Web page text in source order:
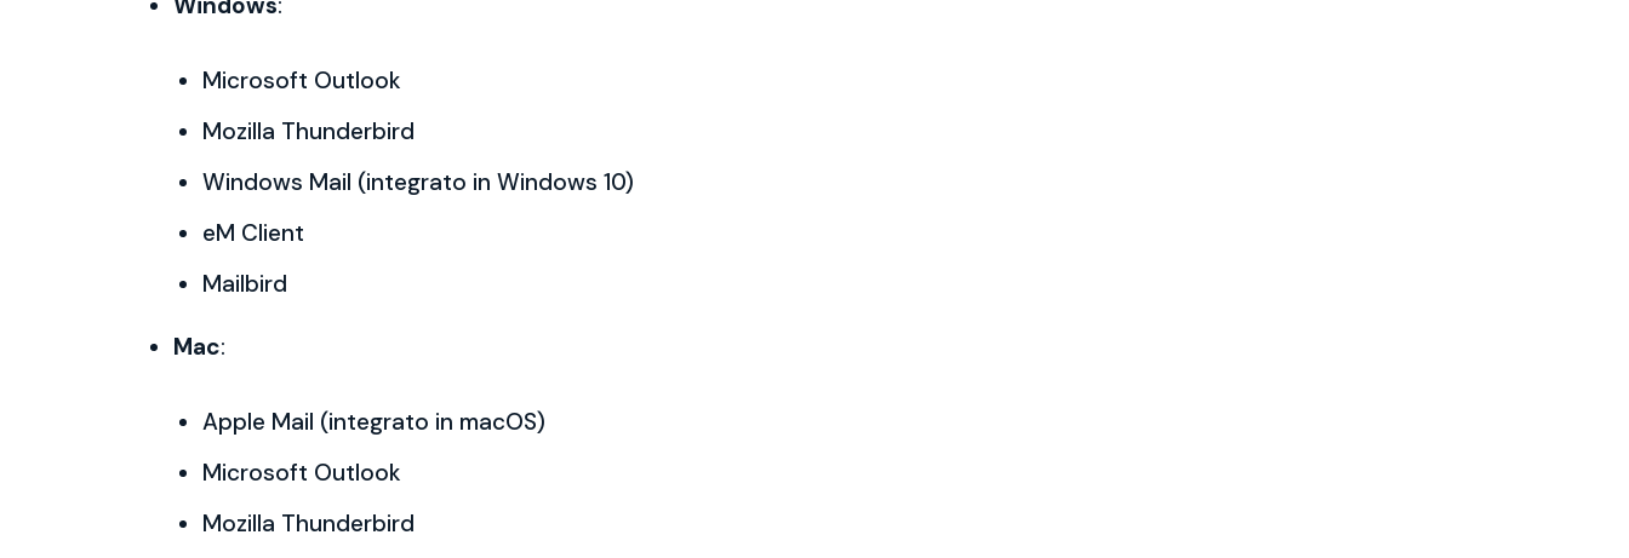
Microsoft Outlook
Mozilla Thunderbird
Windows Mail (integrato in Windows 10)
eM Client
Mailbird
Mac:
Apple Mail (integrato in macOS)
Microsoft Outlook
Mozilla Thunderbird